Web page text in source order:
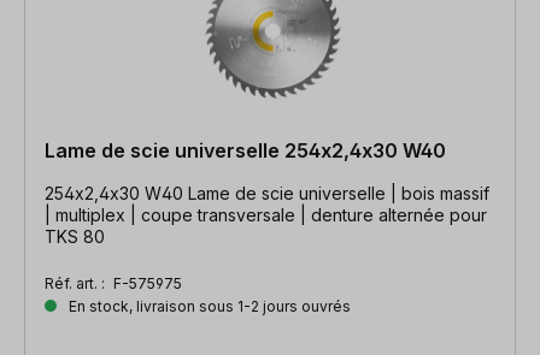
Lame de scie universelle 254x2,4x30 W40
254x2,4x30 W40 Lame de scie universelle | bois massif
| multiplex | coupe transversale | denture alternée pour
TKS 80
Réf. art. : F-575975
En stock, livraison sous 1-2 jours ouvrés